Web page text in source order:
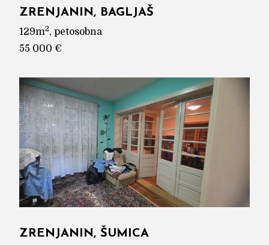
ZRENJANIN, BAGLJAŠ
129m2, petosobna
55 000 €
ZRENJANIN, ŠUMICA